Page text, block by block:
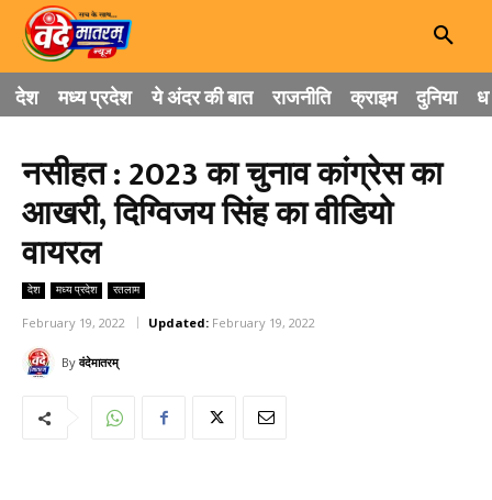
देश मध्य प्रदेश ये अंदर की बात राजनीति क्राइम दुनिया
नसीहत : 2023 का चुनाव कांग्रेस का
आखरी, दिग्विजय सिंह का वीडियो
वायरल
देश मध्य प्रदेश रतलाम
February 19, 2022 Updated: February 19, 2022
By वंदेमातरम्